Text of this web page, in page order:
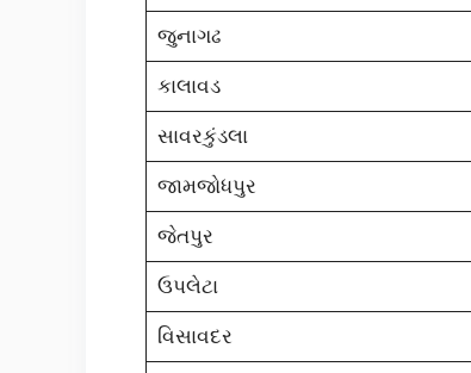
જુનાગઢ
કાલાવડ
સાવરકુંડલા
જામજોધપુર
જેતપુર
ઉપલેટા
વિસાવદર